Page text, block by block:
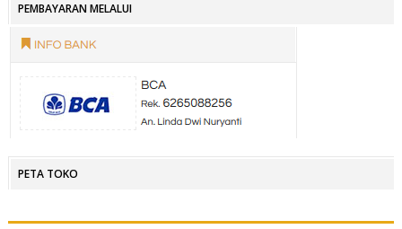
PEMBAYARAN MELALUI
PETA TOKO